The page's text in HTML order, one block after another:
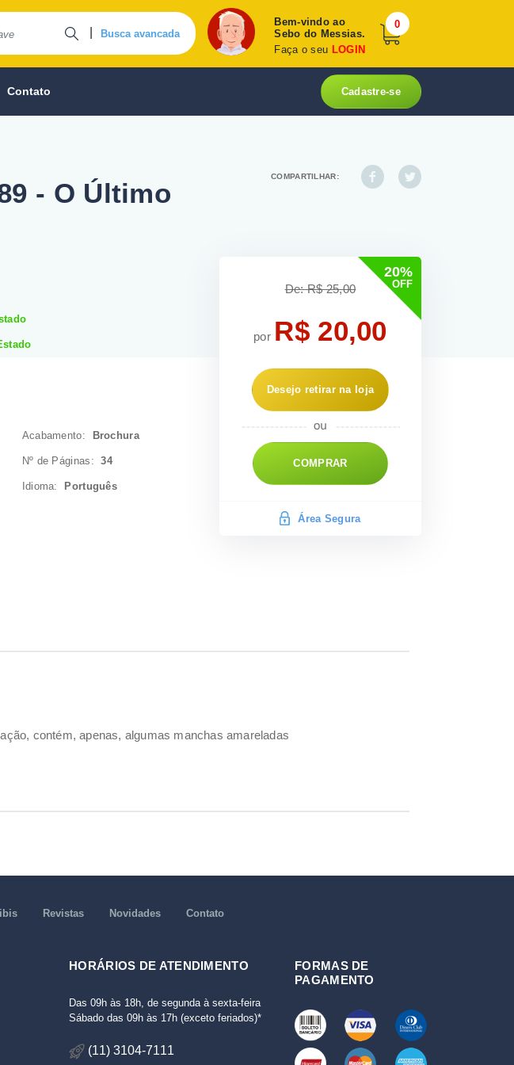
Busca avancada
Bem-vindo ao
Sebo do Messias.
Faça o seu LOGIN
0
Contato Cadastre-se
- O Último
Acabamento: Brochura
Nº de Páginas:34
Idioma: Português
COMPARTILHAR:
20%
OFF
De: R$ 25,00
por R$ 20,00
Desejo retirar na loja
COMPRAR
Área Segura
contém, apenas, algumas manchas amareladas
Revistas Novidades Contato
HORÁRIOS DE ATENDIMENTO
Das 09h às 18h, de segunda à sexta-feira
Sábado das 09h às 17h (exceto feriados)*
(11) 3104-7111
FORMAS DE
PAGAMENTO